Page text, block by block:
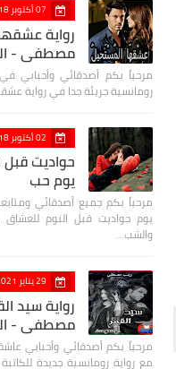
07 أكتوبر 2018
رواية
مصطفي -
رومانسية جريئة جدا في رواية
02 أكتوبر 2018
يوم حب
يوم حواديت قبل النوم
والشب…
29 يناير 2021
رواية سيد
مصطفي -
مرحباً بكم أصدقائي وأحبابي
مع رواية رومانسية جديدة